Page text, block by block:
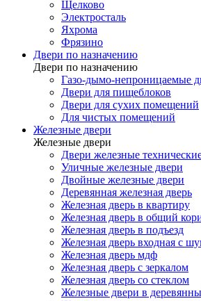
Щелково
Электросталь
Яхрома
Фрязино
Двери по назначению
Двери по назначению
Газо-дымо-непроницаемые
Двери для пищеблоков
Двери для сухих помещений
Для чистых помещений
Железные двери
Железные двери
Двери железные
Уличные железные двери
Двойные железные двери
Деревянная железная дверь
Железная дверь в квартиру
Железная дверь в общий
Железная дверь в подъезд
Железная дверь входная с
Железная дверь мдф
Железная дверь с зеркалом
Железная дверь со стеклом
Железные двери в